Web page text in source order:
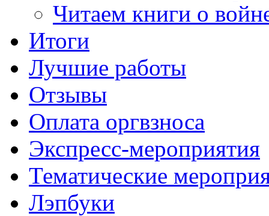
Читаем книги о
Итоги
Лучшие работы
Отзывы
Оплата оргвзноса
Экспресс-мероприятия
Тематические
Лэпбуки